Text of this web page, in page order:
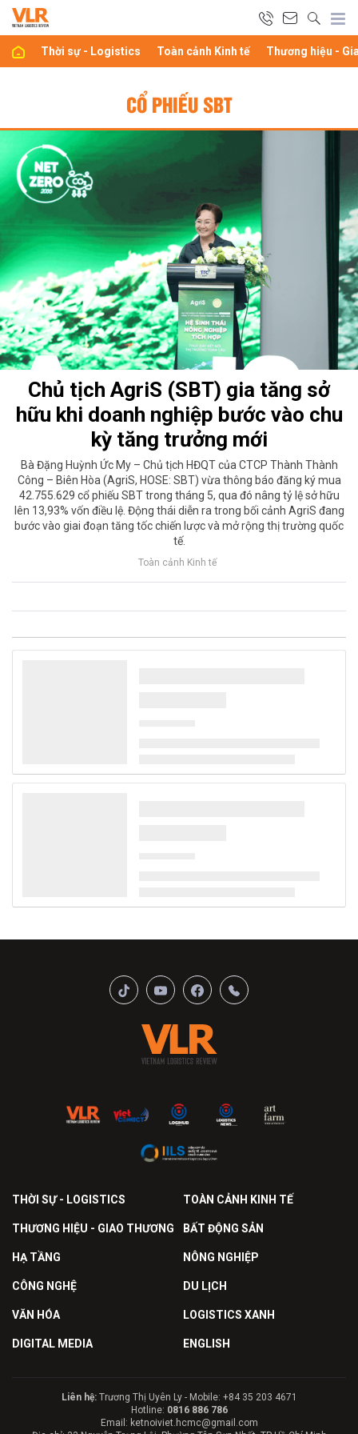
Thời sự - Logistics Toàn cảnh Kinh tế Thương hiệu -
CỔ PHIẾU SBT
Chủ tịch AgriS (SBT) gia tăng sở
hữu khi doanh nghiệp bước vào chu
kỳ tăng trưởng mới
Bà Đặng Huỳnh Ức My – Chủ tịch HĐQT của CTCP Thành Thành
Công – Biên Hòa (AgriS, HOSE: SBT) vừa thông báo đăng ký mua
42.755.629 cổ phiếu SBT trong tháng 5, qua đó nâng tỷ lệ sở hữu
lên 13,93% vốn điều lệ. Động thái diễn ra trong bối cảnh AgriS đang
bước vào giai đoạn tăng tốc chiến lược và mở rộng thị trường quốc
tế.
Toàn cảnh Kinh tế
THỜI SỰ - LOGISTICS TOÀN CẢNH KINH TẾ
THƯƠNG HIỆU - GIAO THƯƠNG BẤT ĐỘNG SẢN
HẠ TẦNG NÔNG NGHIỆP
CÔNG NGHỆ DU LỊCH
VĂN HÓA LOGISTICS XANH
DIGITAL MEDIA ENGLISH
Liên hệ:Trương Thị Uyên Ly - Mobile: +84 35 203 4671
Hotline: 0816 886 786
Email: ketnoiviet.hcmc@gmail.com